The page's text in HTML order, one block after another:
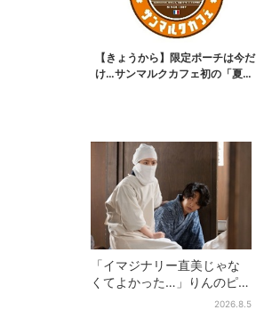
【きょうから】限定ポーチは今だ
け…サンマルクカフェ初の「夏福
「イマジナリー直美じゃな
くてよかった…」りんのピン
チに駆けつける直美、ベス
2026.8.5